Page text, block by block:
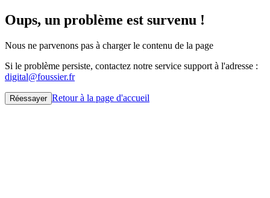
Oups, un problème est survenu !
Nous ne parvenons pas à charger le contenu de la page
Si le problème persiste, contactez notre service support à l'adresse :
digital@foussier.fr
Réessayer Retour à la page d'accueil